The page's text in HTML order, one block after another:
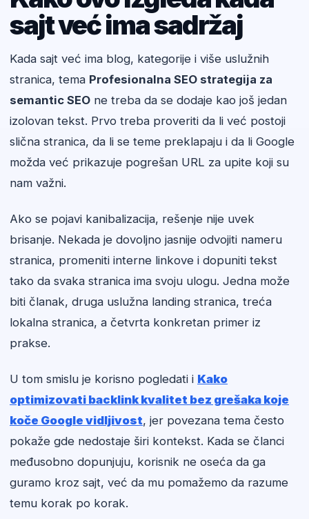
sajt već ima sadržaj
Kada sajt već ima blog, kategorije i više uslužnih
stranica, tema Profesionalna SEO strategija za
semantic SEO ne treba da se dodaje kao još jedan
izolovan tekst. Prvo treba proveriti da li već postoji
slična stranica, da li se teme preklapaju i da li Google
možda već prikazuje pogrešan URL za upite koji su
nam važni.
Ako se pojavi kanibalizacija, rešenje nije uvek
brisanje. Nekada je dovoljno jasnije odvojiti nameru
stranica, promeniti interne linkove i dopuniti tekst
tako da svaka stranica ima svoju ulogu. Jedna može
biti članak, druga uslužna landing stranica, treća
lokalna stranica, a četvrta konkretan primer iz
prakse.
U tom smislu je korisno pogledati i Kako
optimizovati backlink kvalitet bez grešaka koje
koče Google vidljivost, jer povezana tema često
pokaže gde nedostaje širi kontekst. Kada se članci
međusobno dopunjuju, korisnik ne oseća da ga
guramo kroz sajt, već da mu pomažemo da razume
temu korak po korak.